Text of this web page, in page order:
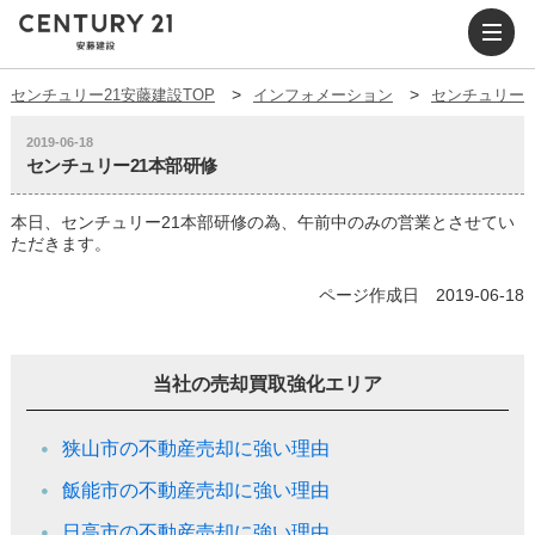
センチュリー21安藤建設TOP インフォメーション センチュリー
2019-06-18
センチュリー21本部研修
本日、センチュリー21本部研修の為、午前中のみの営業とさせてい
ただきます。
ページ作成日 2019-06-18
当社の売却買取強化エリア
狭山市の不動産売却に強い理由
飯能市の不動産売却に強い理由